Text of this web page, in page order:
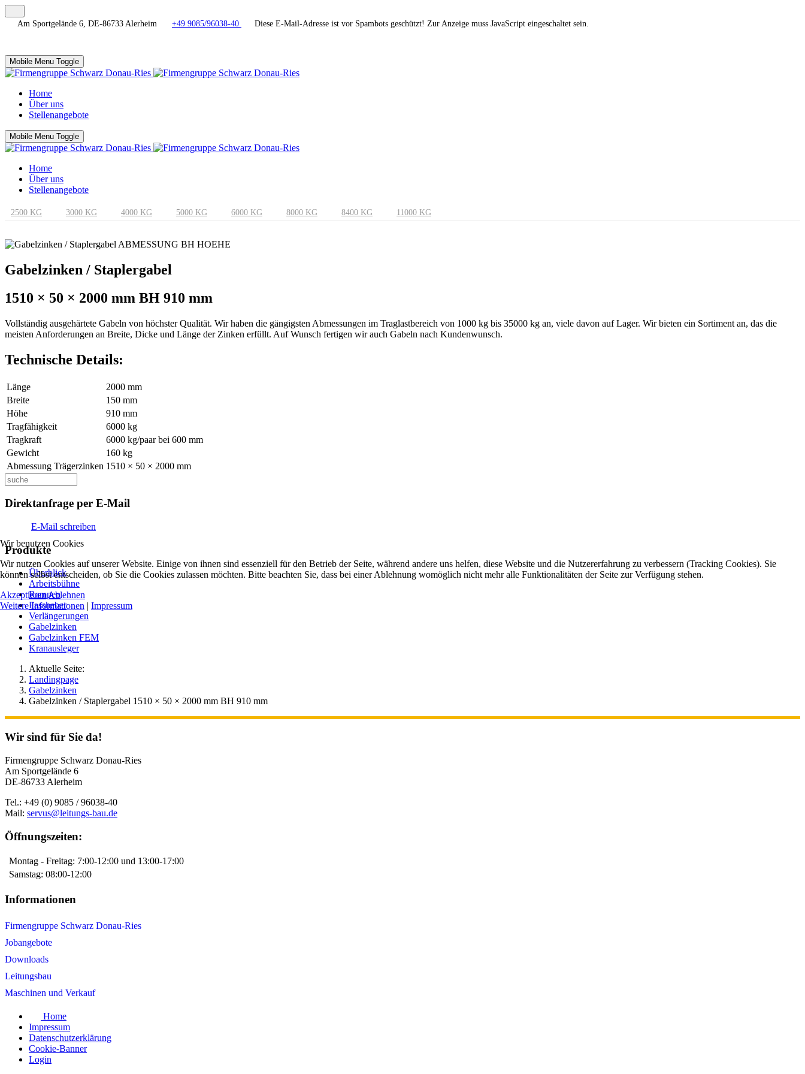
Am Sportgelände 6, DE-86733 Alerheim +49 9085/96038-40 Diese E-Mail-Adresse ist vor Spambots geschützt! Zur Anzeige muss JavaScript eingeschaltet sein.
Mobile Menu Toggle
Home
Über uns
Stellenangebote
Mobile Menu Toggle
Home
Über uns
Stellenangebote
2500 KG 3000 KG 4000 KG 5000 KG 6000 KG 8000 KG 8400 KG 11000 KG
Gabelzinken / Staplergabel
1510 × 50 × 2000 mm BH 910 mm
Vollständig ausgehärtete Gabeln von höchster Qualität. Wir haben die gängigsten Abmessungen im Traglastbereich von 1000 kg bis 35000 kg an, viele davon auf Lager. Wir bieten ein Sortiment an, das die
meisten Anforderungen an Breite, Dicke und Länge der Zinken erfüllt. Auf Wunsch fertigen wir auch Gabeln nach Kundenwunsch.
Technische Details:
Länge
2000 mm
Breite
150 mm
Höhe
910 mm
Tragfähigkeit
6000 kg
Tragkraft
6000 kg/paar bei 600 mm
Gewicht
160 kg
Abmessung Trägerzinken 1510 × 50 × 2000 mm
Direktanfrage per E-Mail
E-Mail schreiben
Produkte
Überblick
Arbeitsbühne
Rampen
Fassheber
Verlängerungen
Gabelzinken
Gabelzinken FEM
Kranausleger
Aktuelle Seite:
Landingpage
Gabelzinken
Gabelzinken / Staplergabel 1510 × 50 × 2000 mm BH 910 mm
Wir sind für Sie da!
Firmengruppe Schwarz Donau-Ries
Am Sportgelände 6
DE-86733 Alerheim
Tel.: +49 (0) 9085 / 96038-40
Mail: servus@leitungs-bau.de
Öffnungszeiten:
Montag - Freitag: 7:00-12:00 und 13:00-17:00
Samstag: 08:00-12:00
Informationen
Firmengruppe Schwarz Donau-Ries
Jobangebote
Downloads
Leitungsbau
Maschinen und Verkauf
Home
Impressum
Datenschutzerklärung
Cookie-Banner
Login
Wir benutzen Cookies
Wir nutzen Cookies auf unserer Website. Einige von ihnen sind essenziell für den Betrieb der Seite, während andere uns helfen, diese Website und die Nutzererfahrung zu verbessern (Tracking Cookies). Sie
können selbst entscheiden, ob Sie die Cookies zulassen möchten. Bitte beachten Sie, dass bei einer Ablehnung womöglich nicht mehr alle Funktionalitäten der Seite zur Verfügung stehen.
AkzeptierenAblehnen
Weitere Informationen | Impressum